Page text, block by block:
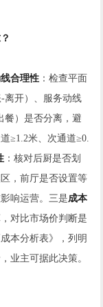
合理性 ：检查平面
离开）、服务动线
餐）是否分离，避
≥1.2米、次通道≥0.
：核对后厨是否划
，前厅是否设置等
响运营。三是成本
对比市场价判断是
本分析表》，列明
业主可据此决策。